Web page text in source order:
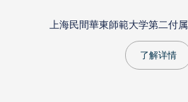
上海民間華東師範大学第二付
了解详情